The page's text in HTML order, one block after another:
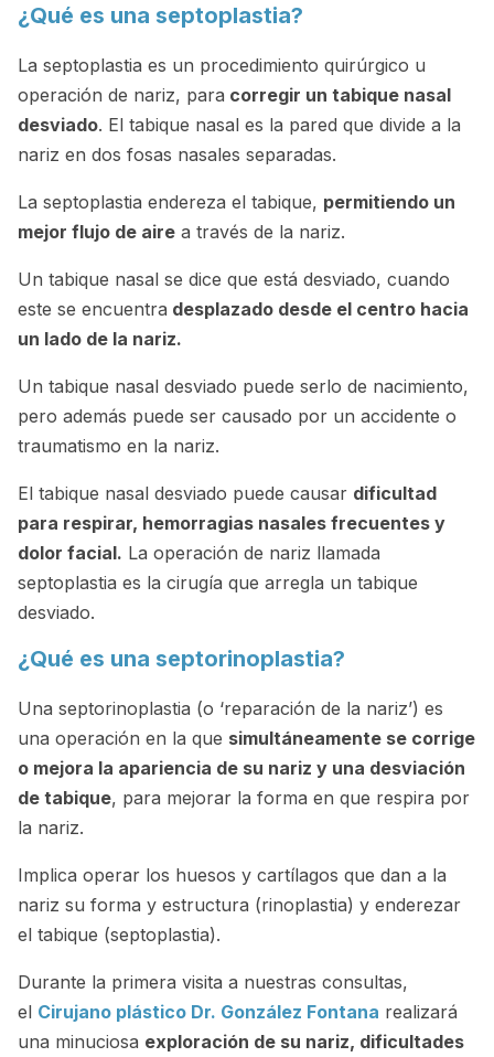
¿Qué es una septoplastia?
La septoplastia es un procedimiento quirúrgico u
operación de nariz, para corregir un tabique nasal
desviado. El tabique nasal es la pared que divide a la
nariz en dos fosas nasales separadas.
La septoplastia endereza el tabique, permitiendo un
mejor flujo de aire a través de la nariz.
Un tabique nasal se dice que está desviado, cuando
este se encuentra desplazado desde el centro hacia
un lado de la nariz.
Un tabique nasal desviado puede serlo de nacimiento,
pero además puede ser causado por un accidente o
traumatismo en la nariz.
El tabique nasal desviado puede causar dificultad
para respirar, hemorragias nasales frecuentes y
dolor facial. La operación de nariz llamada
septoplastia es la cirugía que arregla un tabique
desviado.
¿Qué es una septorinoplastia?
Una septorinoplastia (o ‘reparación de la nariz’) es
una operación en la que simultáneamente se corrige
o mejora la apariencia de su nariz y una desviación
de tabique, para mejorar la forma en que respira por
la nariz.
Implica operar los huesos y cartílagos que dan a la
nariz su forma y estructura (rinoplastia) y enderezar
el tabique (septoplastia).
Durante la primera visita a nuestras consultas,
el Cirujano plástico Dr. González Fontana realizará
una minuciosa exploración de su nariz, dificultades